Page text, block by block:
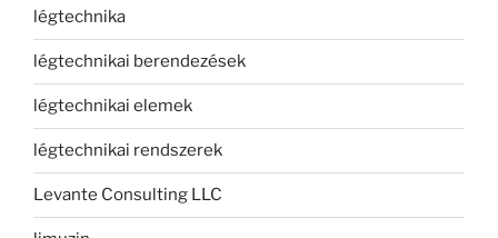
légtechnika
légtechnikai berendezések
légtechnikai elemek
légtechnikai rendszerek
Levante Consulting LLC